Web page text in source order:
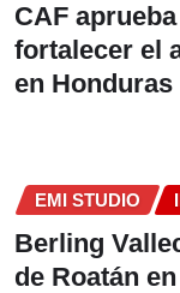
CAF
fortalecer el
en Honduras
EMI STUDIO
Berling
de Roatán